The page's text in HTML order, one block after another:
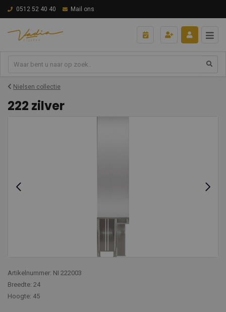
0512 52 40 40 Mail ons
Nielsen collectie
222 zilver
Artikelnummer: NI 222003
Breedte: 24
Hoogte: 45